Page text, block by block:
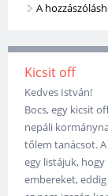
A
Kicsit off
Kedves István!
Bocs, egy kicsit
nepáli
tőlem tanácsot.
egy listájuk,
embereket,